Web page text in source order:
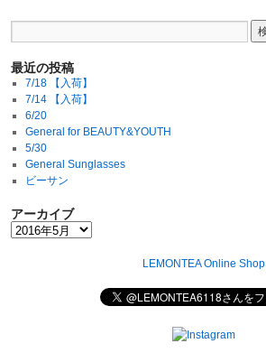
最近の投稿
7/18 【入荷】
7/14 【入荷】
6/20
General for BEAUTY&YOUTH
5/30
General Sunglasses
ビーサン
アーカイブ
LEMONTEA Online Shop